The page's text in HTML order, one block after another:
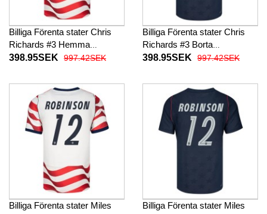
Billiga Förenta stater Chris
Richards #3 Hemma
fotbollskläder VM 2026
398.95SEK 997.42SEK
Billiga Förenta stater Chris
Richards #3 Borta
fotbollskläder VM 2026
398.95SEK 997.42SEK
Billiga Förenta stater Miles
Billiga Förenta stater Miles